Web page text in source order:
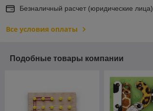
Безналичный расчет (юридические лица)
Все условия оплаты
Подобные товары компании